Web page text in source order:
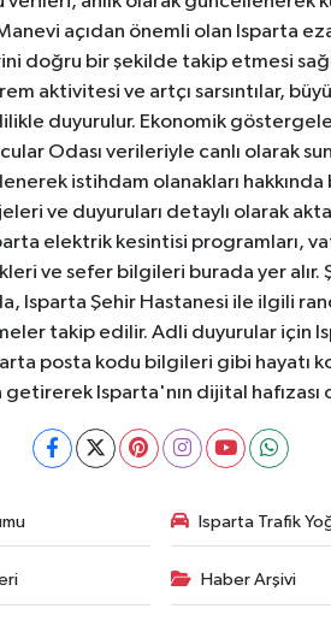
açıdan önemli olan Isparta
doğru bir şekilde takip etmesi
aktivitesi ve artçı sarsıntılar,
duyurulur. Ekonomik
Odası verileriyle canlı olarak
istihdam olanakları
ve duyuruları detaylı olarak
elektrik kesintisi programları,
ve sefer bilgileri burada yer
Isparta Şehir Hastanesi ile ilgili
takip edilir. Adli duyurular için
posta kodu bilgileri gibi hayatı
Isparta'nın dijital hafızası
Isparta Trafik
Haber Arşivi